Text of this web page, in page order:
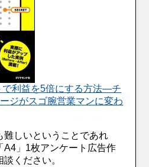
で利益を5倍にする方法―チ
ジがスゴ腕営業マンに変わ
難しいということであれ
A4」1枚アンケート広告作
ください。